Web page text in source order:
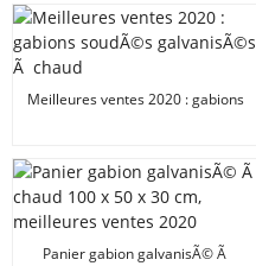
CE
Meilleures ventes 2020 : gabions
Panier gabion galvanisÃ© Ã